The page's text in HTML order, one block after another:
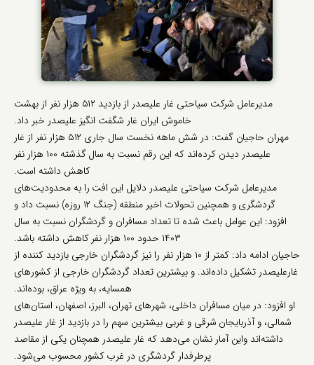
مدیرعامل شرکت سیاحتی غار علیصدر از بازدید ۵۱۲ هزار نفر از بهشت
خاموش ایران غار شگفت انگیز علیصدر خبر داد.
مهران حاجیان گفت: در شش ماهه نخست سال جاری ۵۱۲ هزار نفر از غار
علیصدر دیدن کرده‌اند که این رقم نسبت به سال گذشته ۱۰۰ هزار نفر
کاهش داشته است.
مدیرعامل شرکت سیاحتی علیصدر دلایل این افت را به محدودیت‌های
گردشگری و همچنین تحولات اخیر منطقه (جنگ ۱۲ روزه) نسبت داد و
افزود: این عوامل باعث شده تا تعداد مسافران و گردشگران نسبت به سال
۱۴۰۳ حدود ۱۰۰ هزار نفر کاهش داشته باشد.
حاجیان ادامه داد: کمتر از ۱۰ هزار نفر را نیز گردشگران خارجی بازدید کننده از
غارعلیصدر تشکیل داده‌اند. و بیشترین تعداد گردشگران خارجی از کشورهای
همسایه، به ویژه عراق، بوده‌اند.
او افزود: در میان مسافران داخلی، شهرهای تهران، البرز، اصفهان، استان‌های
شمالی، و آذربایجان شرقی و غربی بیشترین سهم را در بازدید از غار علیصدر
داشته‌اند واین آمار نشان می‌دهد که غار علیصدر همچنان یکی از مقاصد
پرطرفدار گردشگری در غرب کشور محسوب می‌شود.